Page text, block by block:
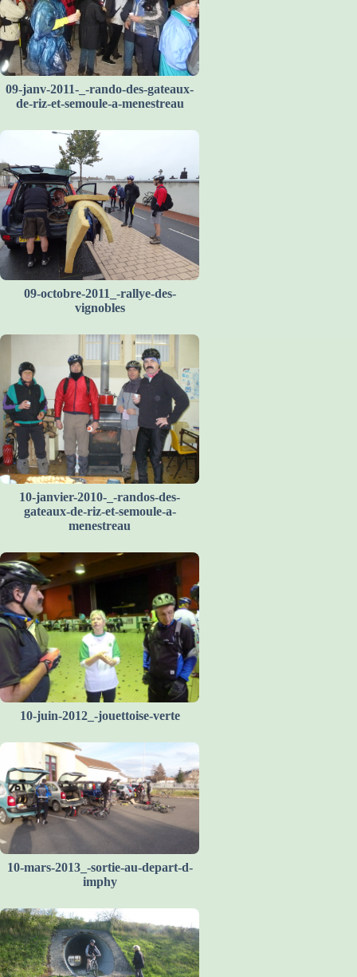
09-janv-2011-_-rando-des-gateaux-
de-riz-et-semoule-a-menestreau
09-octobre-2011_-rallye-des-
vignobles
10-janvier-2010-_-randos-des-
gateaux-de-riz-et-semoule-a-
menestreau
10-juin-2012_-jouettoise-verte
10-mars-2013_-sortie-au-depart-d-
imphy